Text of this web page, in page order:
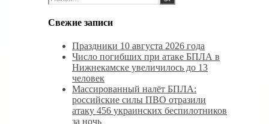
Свежие записи
Праздники 10 августа 2026 года
Число погибших при атаке БПЛА в
Нижнекамске увеличилось до 13
человек
Массированный налёт БПЛА:
российские силы ПВО отразили
атаку 456 украинских беспилотников
за ночь